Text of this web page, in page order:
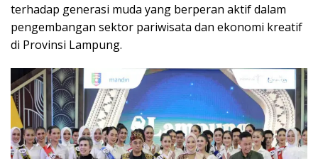
terhadap generasi muda yang berperan aktif dalam
pengembangan sektor pariwisata dan ekonomi kreatif
di Provinsi Lampung.